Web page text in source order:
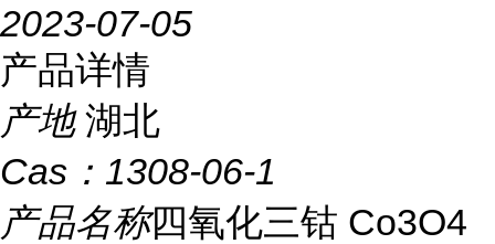
2023-07-05
产品详情
产地 湖北
Cas： 1308-06-1
产品名称四氧化三钴 Co3O4